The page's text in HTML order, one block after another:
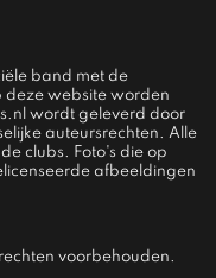
band met de
deze website worden
wordt geleverd door
auteursrechten. Alle
clubs. Foto's die op
afbeeldingen
voorbehouden.